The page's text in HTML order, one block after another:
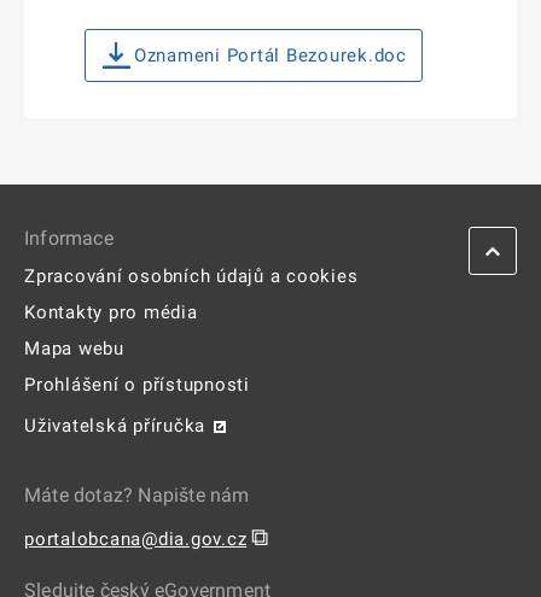
Oznameni Portál Bezourek.doc
Informace
Zpracování osobních údajů a cookies
Kontakty pro média
Mapa webu
Prohlášení o přístupnosti
Uživatelská příručka
Máte dotaz? Napište nám
portalobcana@dia.gov.cz ⧉
Sledujte český eGovernment